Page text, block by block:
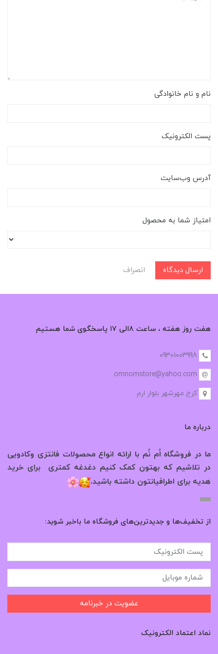
نام و نام خانوادگی
پست الکترونیک
آدرس وب‌سایت
امتیاز شما به محصول
ارسال دیدگاه انصراف
هفت روز هفته ، ساعت ۸الی ۱۷ پاسخگوی شما هستیم
09301003998
omnomstore@yahoo.com
کرج مهرشهر بلوار ارم
درباره ما
ما در فروشگاه اُم نُم با ارائه انواع محصولات فانتزی وکادویی
در تلاشیم که بهتون کمک کنیم دغدغه کمتری برای خرید
هدیه برای اطرافیانتون داشته باشید.
از تخفیف‌ها و جدیدترین‌های فروشگاه ما باخبر شوید:
عضویت در خبرنامه
نماد اعتماد الکترونیک